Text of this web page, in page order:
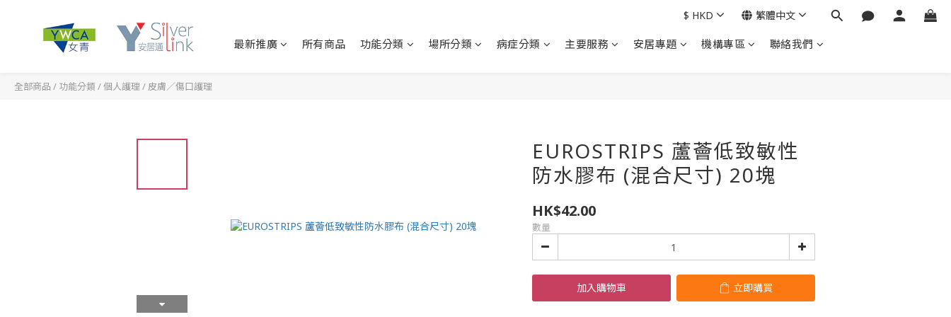
最新推廣 所有商品 功能分類 場所分類 病症分類 主要服務 安居專題 機構專區 聯絡我們
$ HKD 繁體中文
全部商品 / 功能分類 /個人護理/ 皮膚／傷口護理
EUROSTRIPS 蘆薈低致敏性
防水膠布 (混合尺寸) 20塊
HK$42.00
數量
加入購物車 立即購買